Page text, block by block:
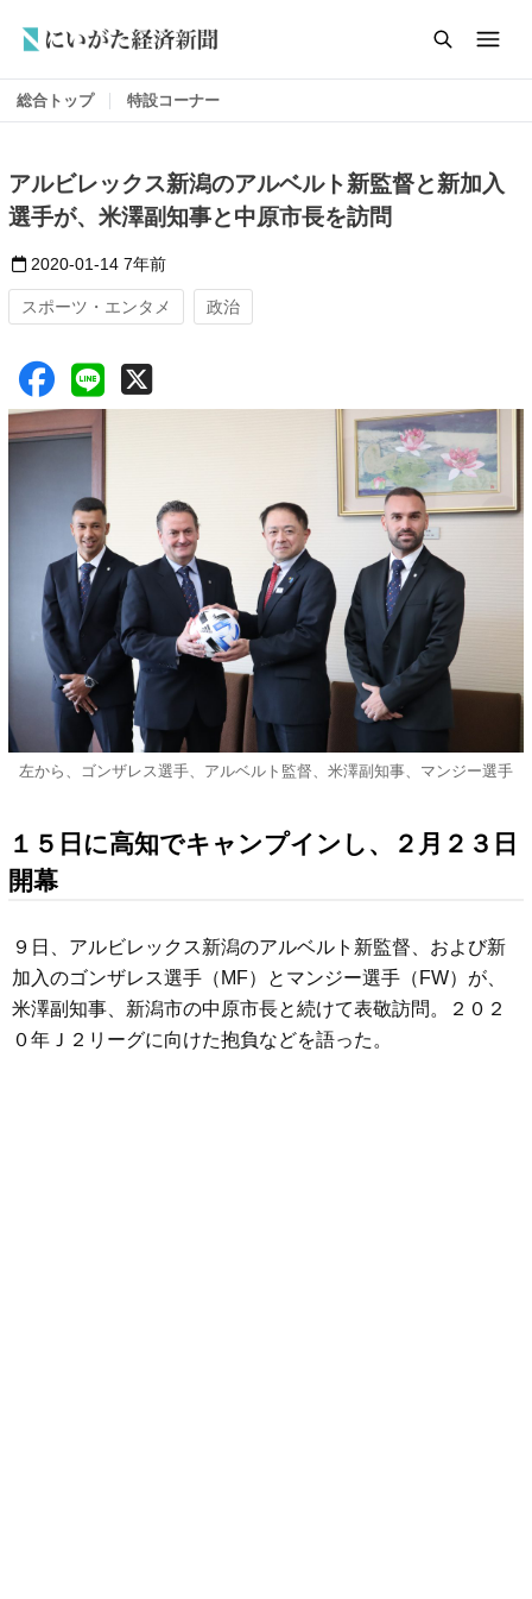
総合トップ 特設コーナー
アルビレックス新潟のアルベルト新監督と新加入
選手が、米澤副知事と中原市長を訪問
2020-01-14 7年前
スポーツ・エンタメ 政治
左から、ゴンザレス選手、アルベルト監督、米澤副知事、マンジー選手
１５日に高知でキャンプインし、２月２３日
開幕
９日、アルビレックス新潟のアルベルト新監督、および新
加入のゴンザレス選手（MF）とマンジー選手（FW）が、
米澤副知事、新潟市の中原市長と続けて表敬訪問。２０２
０年Ｊ２リーグに向けた抱負などを語った。